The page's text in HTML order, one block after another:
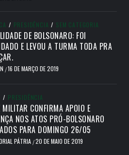
/ PRESIDÊNCIA / SEM CATEGORIA
DE BOLSONARO: FOI
E LEVOU A TURMA TODA PRA
/16 DE MARÇO DE 2019
/ PRESIDÊNCIA
MILITAR CONFIRMA APOIO E
NOS ATOS PRÓ-BOLSONARO
PARA DOMINGO 26/05
PÁTRIA /20 DE MAIO DE 2019